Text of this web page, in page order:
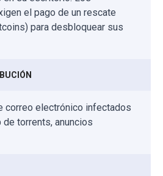
el pago de un rescate
para desbloquear sus
correo electrónico infectados
torrents, anuncios